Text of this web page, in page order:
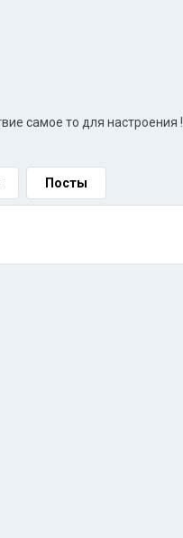
самое то для настроения !
Посты